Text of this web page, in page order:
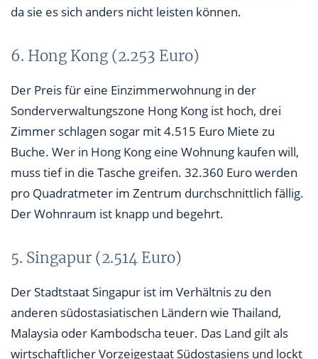
da sie es sich anders nicht leisten können.
6. Hong Kong (2.253 Euro)
Der Preis für eine Einzimmerwohnung in der
Sonderverwaltungszone Hong Kong ist hoch, drei
Zimmer schlagen sogar mit 4.515 Euro Miete zu
Buche. Wer in Hong Kong eine Wohnung kaufen will,
muss tief in die Tasche greifen. 32.360 Euro werden
pro Quadratmeter im Zentrum durchschnittlich fällig.
Der Wohnraum ist knapp und begehrt.
5. Singapur (2.514 Euro)
Der Stadtstaat Singapur ist im Verhältnis zu den
anderen südostasiatischen Ländern wie Thailand,
Malaysia oder Kambodscha teuer. Das Land gilt als
wirtschaftlicher Vorzeigestaat Südostasiens und lockt